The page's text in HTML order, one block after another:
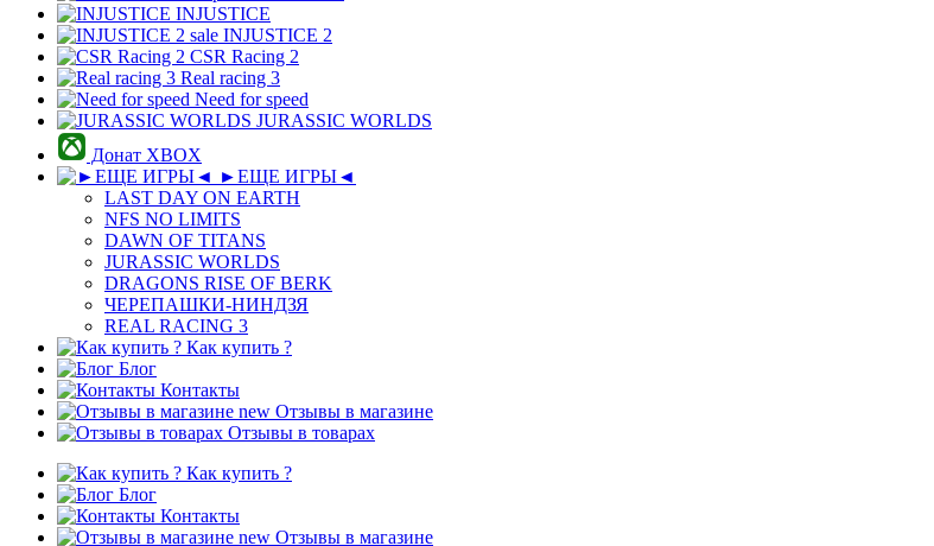
INJUSTICE
sale INJUSTICE 2
CSR Racing 2
Real racing 3
Need for speed
JURASSIC WORLDS
Донат XBOX
►ЕЩЕ ИГРЫ◄
LAST DAY ON EARTH
NFS NO LIMITS
DAWN OF TITANS
JURASSIC WORLDS
DRAGONS RISE OF BERK
ЧЕРЕПАШКИ-НИНДЗЯ
REAL RACING 3
Как купить ?
Блог
Контакты
new Отзывы в магазине
Отзывы в товарах
Как купить ?
Блог
Контакты
new Отзывы в магазине